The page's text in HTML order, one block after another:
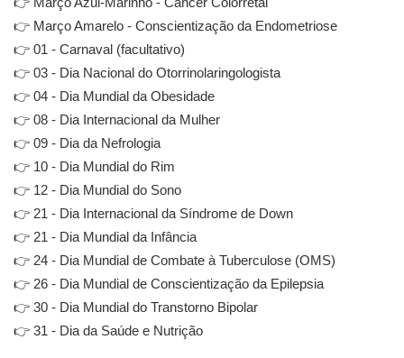
👉 Março Amarelo - Conscientização da Endometriose
👉 01 - Carnaval (facultativo)
👉 03 - Dia Nacional do Otorrinolaringologista
👉 04 - Dia Mundial da Obesidade
👉 08 - Dia Internacional da Mulher
👉 09 - Dia da Nefrologia
👉 10 - Dia Mundial do Rim
👉 12 - Dia Mundial do Sono
👉 21 - Dia Internacional da Síndrome de Down
👉 21 - Dia Mundial da Infância
👉 24 - Dia Mundial de Combate à Tuberculose (OMS)
👉 26 - Dia Mundial de Conscientização da Epilepsia
👉 30 - Dia Mundial do Transtorno Bipolar
👉 31 - Dia da Saúde e Nutrição